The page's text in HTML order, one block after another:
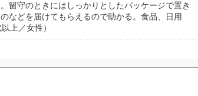
留守のときにはしっかりとしたパッケージで置き
などを届けてもらえるので助かる。食品、日用
上／女性）